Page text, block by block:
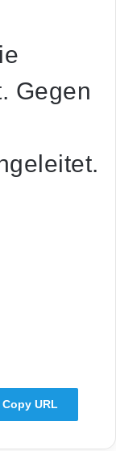
Gegen
Copy URL